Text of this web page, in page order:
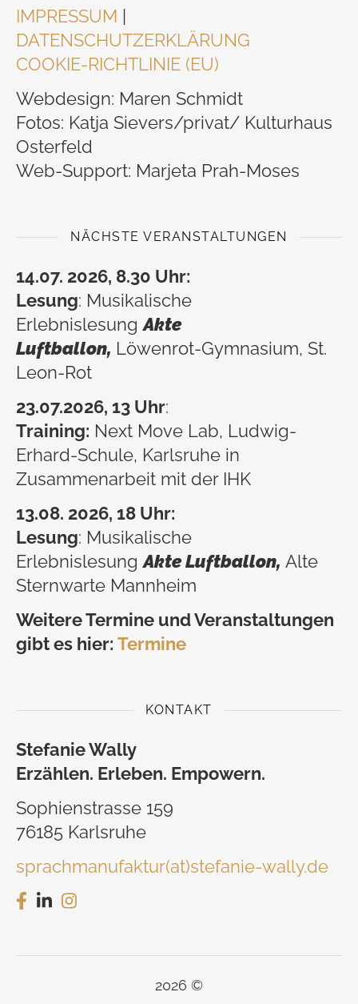
IMPRESSUM |
DATENSCHUTZERKLÄRUNG
COOKIE-RICHTLINIE (EU)
Webdesign: Maren Schmidt
Fotos: Katja Sievers/privat/ Kulturhaus
Osterfeld
Web-Support: Marjeta Prah-Moses
NÄCHSTE VERANSTALTUNGEN
14.07. 2026, 8.30 Uhr:
Lesung: Musikalische
ErlebnislesungAkte
Luftballon, Löwenrot-Gymnasium, St.
Leon-Rot
23.07.2026, 13 Uhr:
Training: Next Move Lab, Ludwig-
Erhard-Schule, Karlsruhe in
Zusammenarbeit mit der IHK
13.08. 2026, 18 Uhr:
Lesung: Musikalische
ErlebnislesungAkte Luftballon, Alte
Sternwarte Mannheim
Weitere Termine und Veranstaltungen
gibt es hier: Termine
KONTAKT
Stefanie Wally
Erzählen. Erleben. Empowern.
Sophienstrasse 159
76185 Karlsruhe
sprachmanufaktur(at)stefanie-wally.de
2026 ©